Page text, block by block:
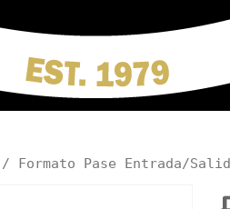
/ Formato Pase Entrada/